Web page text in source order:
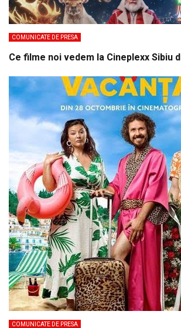
COMUNICATE DE PRESA
Ce filme noi vedem la Cineplexx Sibiu
COMUNICATE DE PRESA